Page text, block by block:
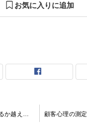
お気に入りに追加